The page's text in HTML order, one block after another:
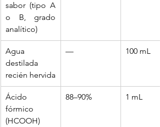
sabor (tipo A
o B, grado
analítico)
Agua
destilada
recién hervida
— 100 mL
Ácido
fórmico
(HCOOH)
88–90% 1 mL